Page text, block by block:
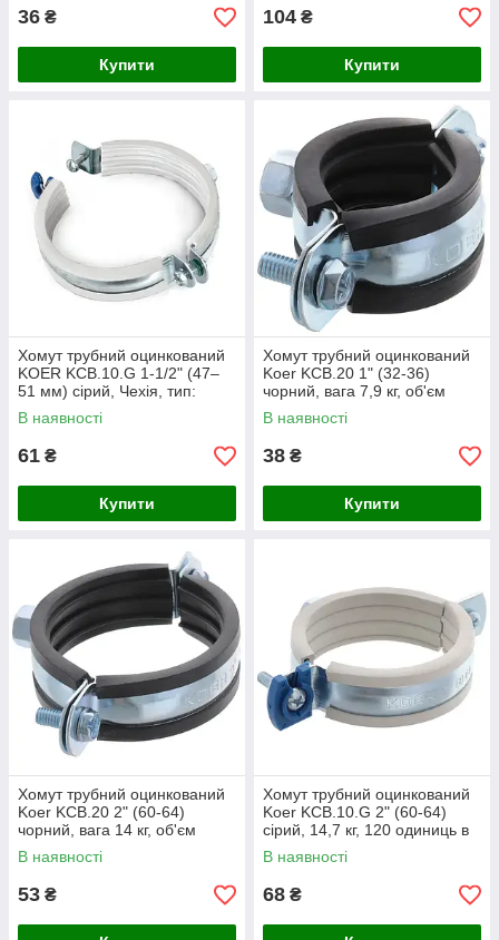
36 ₴
Купити
104 ₴
Купити
Хомут трубний оцинкований
KOER KCB.10.G 1-1/2" (47–
51 мм) сірий, Чехія, тип:
кріплення, 160 шт. в упаковці
В наявності
61 ₴
Купити
Хомут трубний оцинкований
Koer KCB.20 1" (32-36)
чорний, вага 7,9 кг, об'єм
ящика 0,017 м³, 100 одиниць
в упаковці
В наявності
38 ₴
Купити
Хомут трубний оцинкований
Koer KCB.20 2" (60-64)
чорний, вага 14 кг, об'єм
0,028 м³, 120 шт в упаковці
В наявності
53 ₴
Хомут трубний оцинкований
Koer KCB.10.G 2" (60-64)
сірий, 14,7 кг, 120 одиниць в
упаковці, кріплення (KR2789)
В наявності
68 ₴